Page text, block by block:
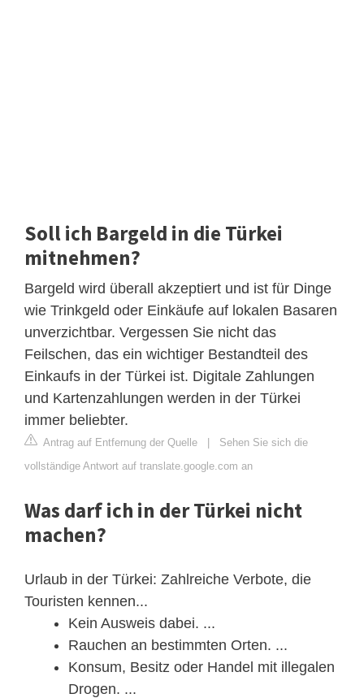
Soll ich Bargeld in die Türkei
mitnehmen?
Bargeld wird überall akzeptiert und ist für Dinge
wie Trinkgeld oder Einkäufe auf lokalen Basaren
unverzichtbar. Vergessen Sie nicht das
Feilschen, das ein wichtiger Bestandteil des
Einkaufs in der Türkei ist. Digitale Zahlungen
und Kartenzahlungen werden in der Türkei
immer beliebter.
Antrag auf Entfernung der Quelle | Sehen Sie sich die
vollständige Antwort auf translate.google.com an
Was darf ich in der Türkei nicht
machen?
Urlaub in der Türkei: Zahlreiche Verbote, die
Touristen kennen...
Kein Ausweis dabei. ...
Rauchen an bestimmten Orten. ...
Konsum, Besitz oder Handel mit illegalen
Drogen. ...